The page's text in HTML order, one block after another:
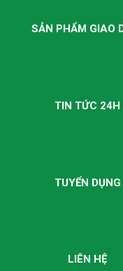
SẢN PHẨM GIAO
TIN TỨC 24H
TUYỂN DỤNG
LIÊN HỆ